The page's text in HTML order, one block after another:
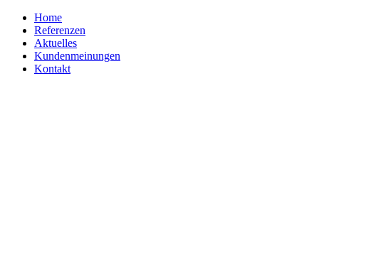
Zum
Inhalt
springen
Home
Referenzen
Aktuelles
Kundenmeinungen
Kontakt